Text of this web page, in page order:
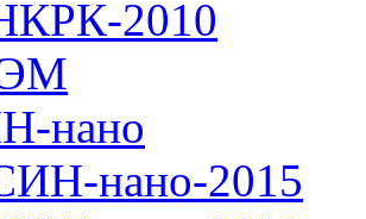
2010
нано
нано-2015